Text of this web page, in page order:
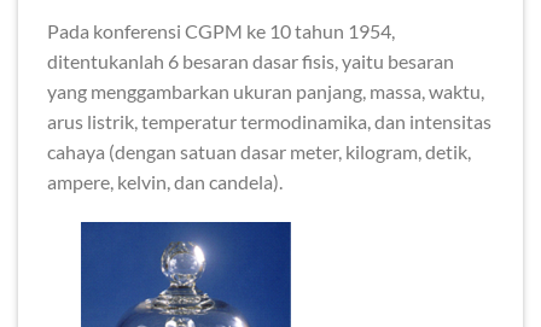
Pada konferensi CGPM ke 10 tahun 1954,
ditentukanlah 6 besaran dasar fisis, yaitu besaran
yang menggambarkan ukuran panjang, massa, waktu,
arus listrik, temperatur termodinamika, dan intensitas
cahaya (dengan satuan dasar meter, kilogram, detik,
ampere, kelvin, dan candela).